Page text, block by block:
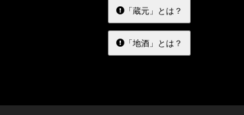
「蔵元」とは？
「地酒」とは？